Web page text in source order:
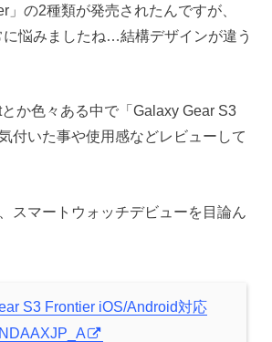
の2種類が発売されたんですが、
に悩みましたね…結構デザインが違う
か色々ある中で「Galaxy Gear S3
付いた事や使用感などレビューして
スマートウォッチデビューを目論ん
S3 Frontier iOS/Android対応